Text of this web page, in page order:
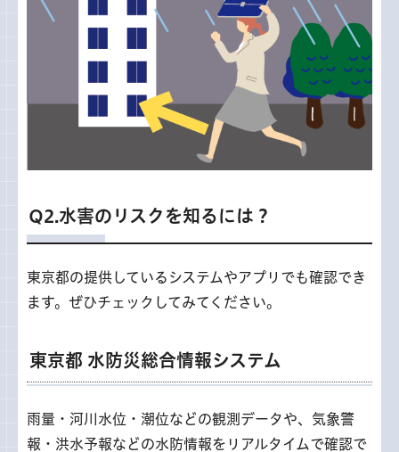
Q2.水害のリスクを知るには？
東京都の提供しているシステムやアプリでも確認でき
ます。ぜひチェックしてみてください。
東京都 水防災総合情報システム
雨量・河川水位・潮位などの観測データや、気象警
報・洪水予報などの水防情報をリアルタイムで確認で